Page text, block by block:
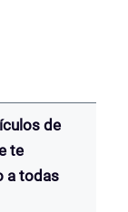
de
te
a todas